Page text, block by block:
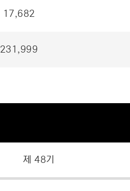
17,682
231,999
제 48기